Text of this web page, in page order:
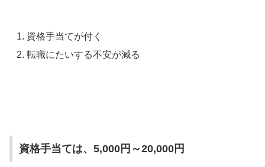
資格手当てが付く
転職にたいする不安が減る
資格手当ては、5,000円～20,000円